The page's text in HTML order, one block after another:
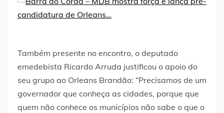
Também presente no encontro, o deputado
emedebista Ricardo Arruda justificou o apoio do
seu grupo ao Orleans Brandão: “Precisamos de um
governador que conheça as cidades, porque que
quem não conhece os municípios não sabe o que o